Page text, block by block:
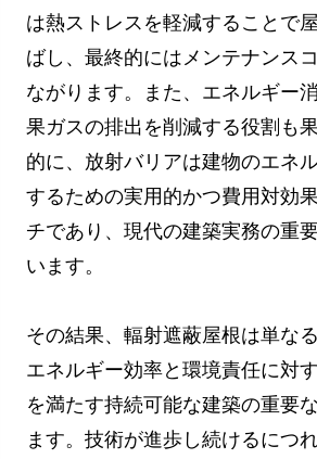
は熱ストレスを軽減することで
ばし、最終的にはメンテナンス
ながります。また、エネルギー
果ガスの排出を削減する役割も
的に、放射バリアは建物のエネ
するための実用的かつ費用対効
チであり、現代の建築実務の重
います。
その結果、輻射遮蔽屋根は単な
エネルギー効率と環境責任に対
を満たす持続可能な建築の重要
ます。技術が進歩し続けるにつ